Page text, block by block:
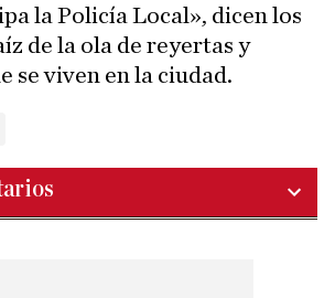
la Policía Local», dicen los
de la ola de reyertas y
se viven en la ciudad.